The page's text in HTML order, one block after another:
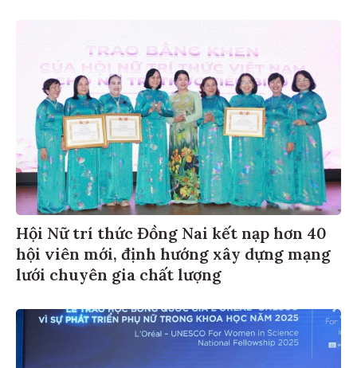
Hội Nữ trí thức Đồng Nai kết nạp hơn 40
hội viên mới, định hướng xây dựng mạng
lưới chuyên gia chất lượng